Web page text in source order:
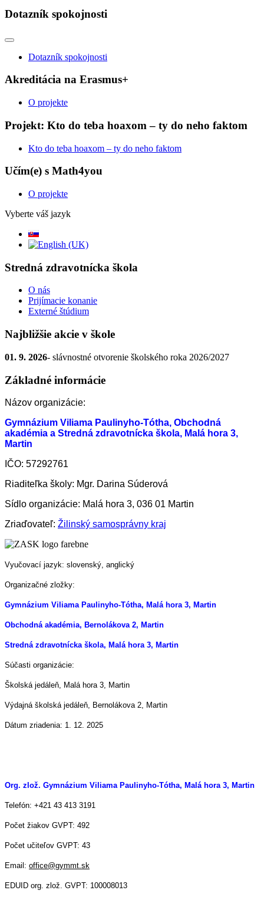
Dotazník spokojnosti
Dotazník spokojnosti
Akreditácia na Erasmus+
O projekte
Projekt: Kto do teba hoaxom – ty do neho faktom
Kto do teba hoaxom – ty do neho faktom
Učím(e) s Math4you
O projekte
Vyberte váš jazyk
Stredná zdravotnícka škola
O nás
Prijímacie konanie
Externé štúdium
Najbližšie akcie v škole
01. 9. 2026- slávnostné otvorenie školského roka 2026/2027
Základné informácie
Názov organizácie:
Gymnázium Viliama Paulinyho-Tótha, Obchodná
akadémia a Stredná zdravotnícka škola, Malá hora 3,
Martin
IČO: 57292761
Riaditeľka školy: Mgr. Darina Súderová
Sídlo organizácie: Malá hora 3, 036 01 Martin
Zriaďovateľ: Žilinský samosprávny kraj
Vyučovací jazyk: slovenský, anglický
Organizačné zložky:
Gymnázium Viliama Paulinyho-Tótha, Malá hora 3, Martin
Obchodná akadémia, Bernolákova 2, Martin
Stredná zdravotnícka škola, Malá hora 3, Martin
Súčasti organizácie:
Školská jedáleň, Malá hora 3, Martin
Výdajná školská jedáleň, Bernolákova 2, Martin
Dátum zriadenia: 1. 12. 2025
Org. zlož. Gymnázium Viliama Paulinyho-Tótha, Malá hora 3, Martin
Telefón: +421 43 413 3191
Počet žiakov GVPT: 492
Počet učiteľov GVPT: 43
Email: office@gymmt.sk
EDUID org. zlož. GVPT: 100008013